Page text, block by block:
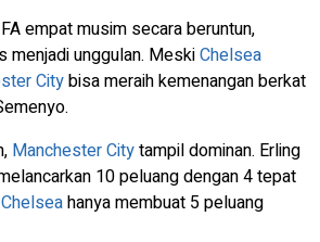
empat musim secara beruntun,
menjadi unggulan. MeskiChelsea
Citybisa meraih kemenangan berkat
Manchester Citytampil dominan. Erling
10 peluang dengan 4 tepat
Chelseahanya membuat 5 peluang